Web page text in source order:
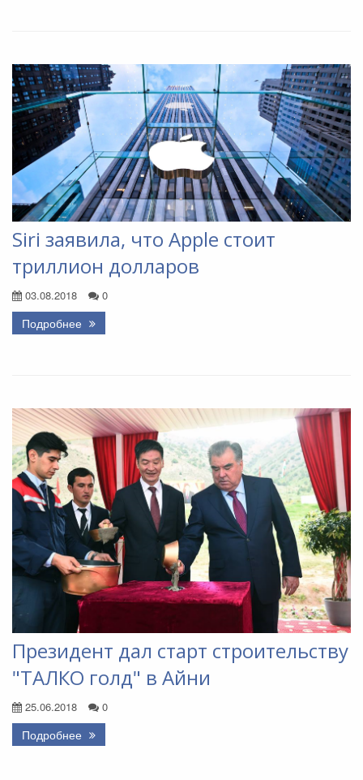
Siri заявила, что Apple стоит
триллион долларов
03.08.2018 0
Подробнее
Президент дал старт строительству
"ТАЛКО голд" в Айни
25.06.2018 0
Подробнее